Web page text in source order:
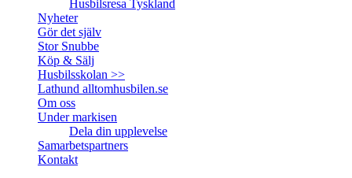
Husbilsresa Tyskland
Nyheter
Gör det själv
Stor Snubbe
Köp & Sälj
Husbilsskolan >>
Lathund alltomhusbilen.se
Om oss
Under markisen
Dela din upplevelse
Samarbetspartners
Kontakt